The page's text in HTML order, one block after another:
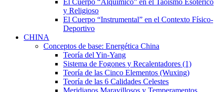
y Religioso
El Cuerpo “Instrumental” en el Contexto Físico-
Deportivo
CHINA
Conceptos de base: Energética China
Teoría del Yin-Yang
Sistema de Fogones y Recalentadores (1)
Teoría de las Cinco Elementos (Wuxing)
Teoría de las 6 Calidades Celestes
Meridianos Maravillosos y Temperamentos